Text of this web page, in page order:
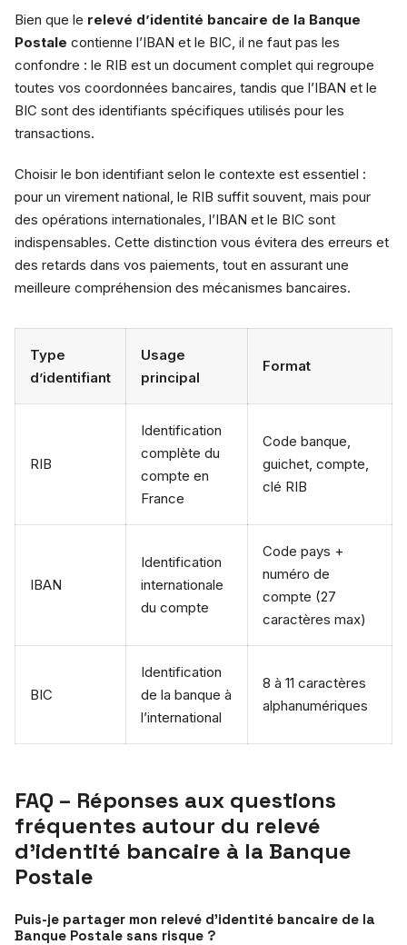
Bien que le relevé d’identité bancaire de la Banque
Postale contienne l’IBAN et le BIC, il ne faut pas les
confondre : le RIB est un document complet qui regroupe
toutes vos coordonnées bancaires, tandis que l’IBAN et le
BIC sont des identifiants spécifiques utilisés pour les
transactions.
Choisir le bon identifiant selon le contexte est essentiel :
pour un virement national, le RIB suffit souvent, mais pour
des opérations internationales, l’IBAN et le BIC sont
indispensables. Cette distinction vous évitera des erreurs et
des retards dans vos paiements, tout en assurant une
meilleure compréhension des mécanismes bancaires.
Type
d’identifiant
Usage
principal
Format
RIB
Identification
complète du
compte en
France
Code banque,
guichet, compte,
clé RIB
IBAN
Identification
internationale
du compte
Code pays +
numéro de
compte (27
caractères max)
BIC
Identification
de la banque à
l’international
8 à 11 caractères
alphanumériques
FAQ – Réponses aux questions
fréquentes autour du relevé
d’identité bancaire à la Banque
Postale
Puis-je partager mon relevé d’identité bancaire de la
Banque Postale sans risque ?